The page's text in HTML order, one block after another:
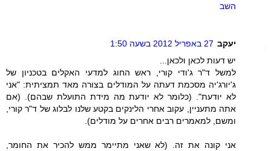
השב
יעקב 27 באפריל 2012 בשעה 1:50
יש דעות לכאן ולכאן...
למשל ד"ר ג'ודי קורי, ראש החוג למדעי האקלים בטכניון של
ג'יורג'יה מסכמת דעתה על המודלים בצורה מאד תמציתית: "אני
לא יודעת". (כלומר לא יודעת מה מידת התועלת שבהם). (אם
אתה מתעניין, עקוב אחרי הלינקים בקטע שלנו לבלוג של ד"ר קורי,
ומשם, למאמרים רבים אחרים על מודלים).
אני קונה את זה. (לא שאני מתיימר ממש להכיר את החומר,